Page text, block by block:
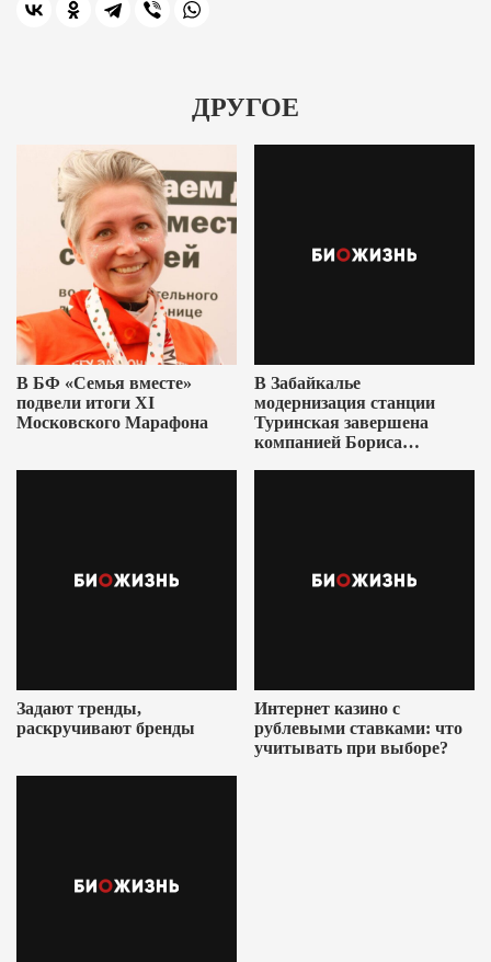
ДРУГОЕ
В БФ «Семья вместе»
подвели итоги XI
Московского Марафона
В Забайкалье
модернизация станции
Туринская завершена
компанией Бориса
Задают тренды,
раскручивают бренды
Интернет казино с
рублевыми ставками: что
учитывать при выборе?